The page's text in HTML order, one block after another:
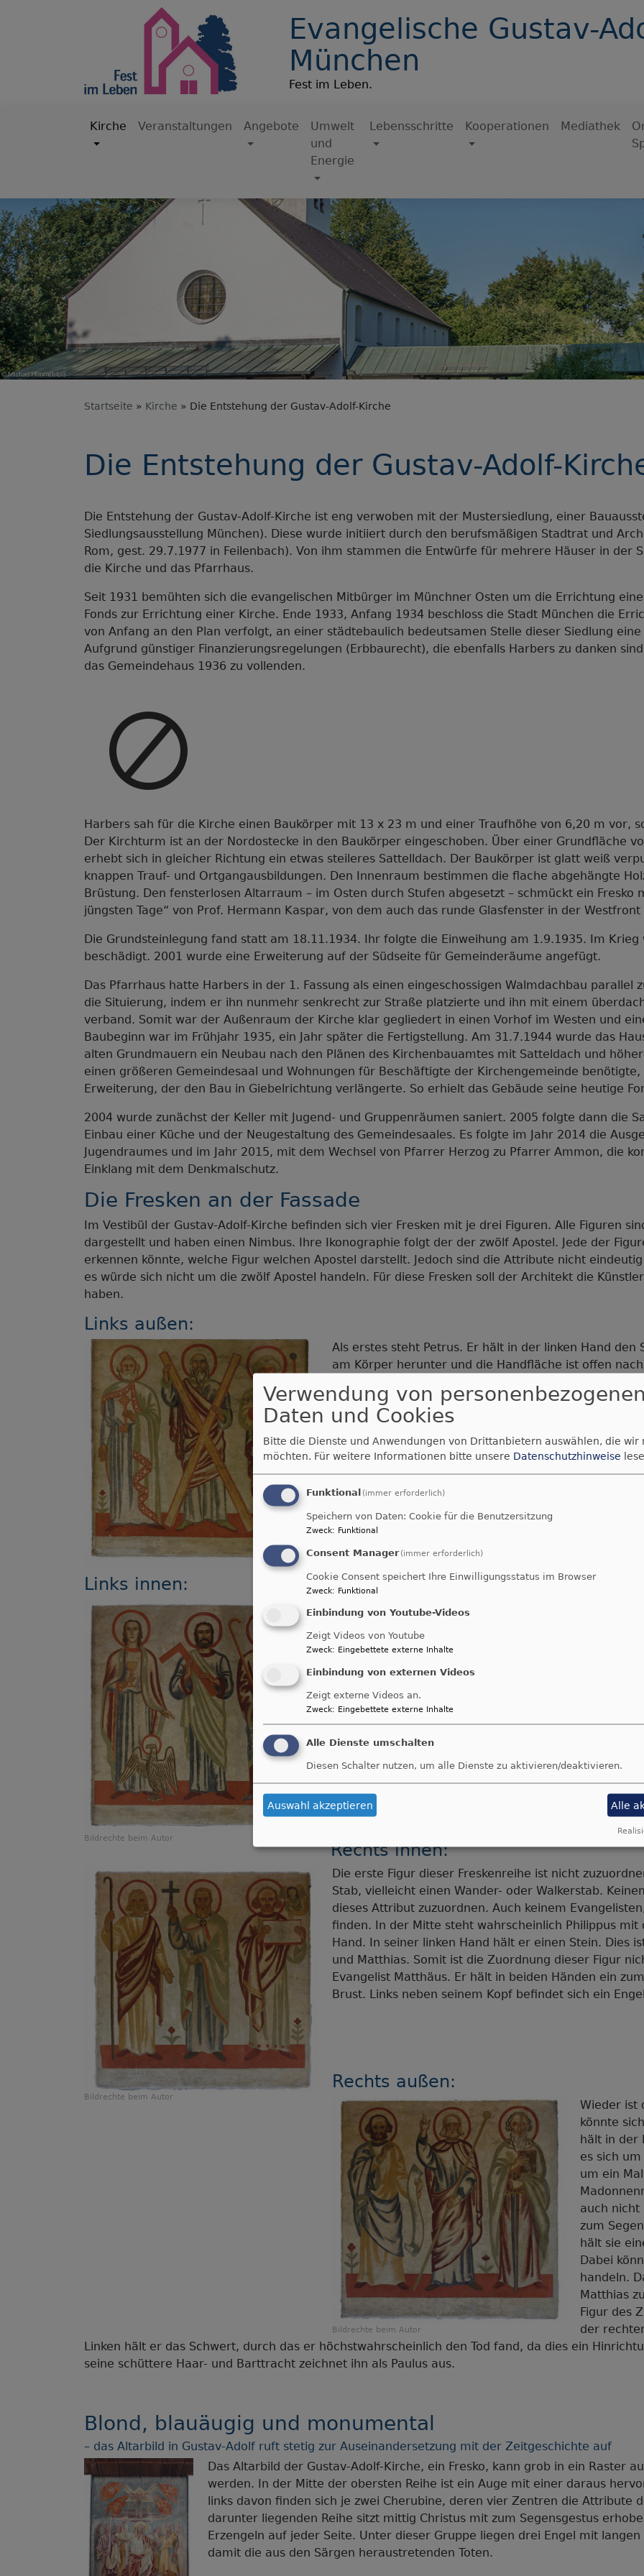
Evangelische Gustav-
München
Fest im Leben.
Kirche Veranstaltungen Angebote
Umwelt
und
Energie
Lebensschritte Kooperationen Mediathek
Startseite Kirche Die Entstehung der Gustav-Adolf-Kirche
Die Entstehung der Gustav-Adolf-
Die Entstehung der Gustav-Adolf-Kirche ist eng verwoben mit der Mustersiedlung, einer
Siedlungsausstellung München). Diese wurde initiiert durch den berufsmäßigen Stadtrat und
Rom, gest. 29.7.1977 in Feilenbach). Von ihm stammen die Entwürfe für mehrere Häuser in der
die Kirche und das Pfarrhaus.
Seit 1931 bemühten sich die evangelischen Mitbürger im Münchner Osten um die Errichtung
Fonds zur Errichtung einer Kirche. Ende 1933, Anfang 1934 beschloss die Stadt München die
von Anfang an den Plan verfolgt, an einer städtebaulich bedeutsamen Stelle dieser Siedlung
Aufgrund günstiger Finanzierungsregelungen (Erbbaurecht), die ebenfalls Harbers zu danken
das Gemeindehaus 1936 zu vollenden.
Harbers sah für die Kirche einen Baukörper mit 13 x 23 m und einer Traufhöhe von 6,20 m vor,
Der Kirchturm ist an der Nordostecke in den Baukörper eingeschoben. Über einer Grundfläche
erhebt sich in gleicher Richtung ein etwas steileres Sattelldach. Der Baukörper ist glatt weiß
knappen Trauf- und Ortgangausbildungen. Den Innenraum bestimmen die flache abgehängte
Brüstung. Den fensterlosen Altarraum – im Osten durch Stufen abgesetzt – schmückt ein
jüngsten Tage“ von Prof. Hermann Kaspar, von dem auch das runde Glasfenster in der
Die Grundsteinlegung fand statt am 18.11.1934. Ihr folgte die Einweihung am 1.9.1935. Im
beschädigt. 2001 wurde eine Erweiterung auf der Südseite für Gemeinderäume angefügt.
Das Pfarrhaus hatte Harbers in der 1. Fassung als einen eingeschossigen Walmdachbau
die Situierung, indem er ihn nunmehr senkrecht zur Straße platzierte und ihn mit einem
verband. Somit war der Außenraum der Kirche klar gegliedert in einen Vorhof im Westen und
Baubeginn war im Frühjahr 1935, ein Jahr später die Fertigstellung. Am 31.7.1944 wurde das
alten Grundmauern ein Neubau nach den Plänen des Kirchenbauamtes mit Satteldach und
einen größeren Gemeindesaal und Wohnungen für Beschäftigte der Kirchengemeinde
Erweiterung, der den Bau in Giebelrichtung verlängerte. So erhielt das Gebäude seine heutige
2004 wurde zunächst der Keller mit Jugend- und Gruppenräumen saniert. 2005 folgte dann die
Einbau einer Küche und der Neugestaltung des Gemeindesaales. Es folgte im Jahr 2014 die
Jugendraumes und im Jahr 2015, mit dem Wechsel von Pfarrer Herzog zu Pfarrer Ammon, die
Einklang mit dem Denkmalschutz.
Die Fresken an der Fassade
Im Vestibül der Gustav-Adolf-Kirche befinden sich vier Fresken mit je drei Figuren. Alle Figuren
dargestellt und haben einen Nimbus. Ihre Ikonographie folgt der der zwölf Apostel. Jede der
erkennen könnte, welche Figur welchen Apostel darstellt. Jedoch sind die Attribute nicht
es würde sich nicht um die zwölf Apostel handeln. Für diese Fresken soll der Architekt die
haben.
Links außen:
Als erstes steht Petrus. Er hält in der linken Hand
am Körper herunter und die Handfläche ist offen
des Schlüssels ist Petrus auch noch an seiner
Vollbart erkennbar. Neben Petrus steht Andreas. Er
Schrägbalkenkreuz, mit beiden Händen vor dem
benannt. Auf der anderen Seite von Andreas steht
seiner linken Hand und die rechte ist zum
Links innen:
Bildrechte beim Autor
Ein jugendlicher bartloser Mann steht als erstes.
In seiner rechten Hand hält er den Kelch, das Attribut
Füßen ist der Adler mit Nimbus zu sehen. Dies ist das
mittlere Figur dieses Feldes zeigt Thomas, der mit
Brust hält. Ihm folgt Jakobus der Jüngere. Er ist zu
gehaltenen Walkerstange und dem Buch.
Rechts innen:
Bildrechte beim Autor
Die erste Figur dieser Freskenreihe ist nicht
Stab, vielleicht einen Wander- oder Walkerstab.
dieses Attribut zuzuordnen. Auch keinem
finden. In der Mitte steht wahrscheinlich Philippus
Hand. In seiner linken Hand hält er einen Stein. Dies
und Matthias. Somit ist die Zuordnung dieser Figur
Evangelist Matthäus. Er hält in beiden Händen ein
Brust. Links neben seinem Kopf befindet sich ein
Rechts außen:
Bildrechte beim Autor
Wieder ist
könnte
hält in der
es sich
um ein
auch nicht
zum
hält sie
Dabei
handeln.
Matthias
Figur des
der
Linken hält er das Schwert, durch das er höchstwahrscheinlich den Tod fand, da dies ein
seine schüttere Haar- und Barttracht zeichnet ihn als Paulus aus.
Blond, blauäugig und monumental
– das Altarbild in Gustav-Adolf ruft stetig zur Auseinandersetzung mit der Zeitgeschichte auf
Das Altarbild der Gustav-Adolf-Kirche, ein Fresko, kann grob in ein Raster
werden. In der Mitte der obersten Reihe ist ein Auge mit einer daraus
links davon finden sich je zwei Cherubine, deren vier Zentren die Attribute
darunter liegenden Reihe sitzt mittig Christus mit zum Segensgestus
Erzengeln auf jeder Seite. Unter dieser Gruppe liegen drei Engel mit
damit die aus den Särgen heraustretenden Toten.
Verwendung von personenbezogenen
Daten und Cookies
Bitte die Dienste und Anwendungen von Drittanbietern auswählen, die wir
möchten. Für weitere Informationen bitte unsere Datenschutzhinweise
Funktional (immer erforderlich)
Speichern von Daten: Cookie für die Benutzersitzung
Zweck: Funktional
Consent Manager (immer erforderlich)
Cookie Consent speichert Ihre Einwilligungsstatus im Browser
Zweck: Funktional
Einbindung von Youtube-Videos
Zeigt Videos von Youtube
Zweck: Eingebettete externe Inhalte
Einbindung von externen Videos
Zeigt externe Videos an.
Zweck: Eingebettete externe Inhalte
Alle Dienste umschalten
Diesen Schalter nutzen, um alle Dienste zu aktivieren/deaktivieren.
Auswahl akzeptieren Alle